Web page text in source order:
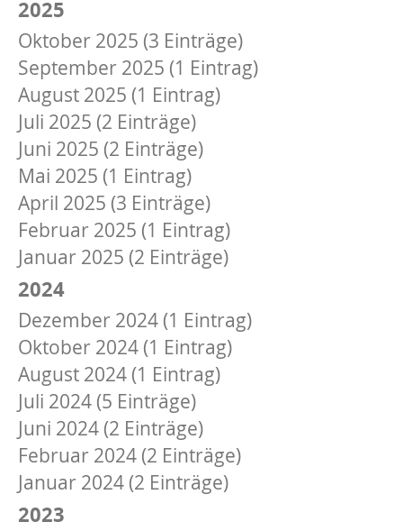
2025
Oktober 2025 (3 Einträge)
September 2025 (1 Eintrag)
August 2025 (1 Eintrag)
Juli 2025 (2 Einträge)
Juni 2025 (2 Einträge)
Mai 2025 (1 Eintrag)
April 2025 (3 Einträge)
Februar 2025 (1 Eintrag)
Januar 2025 (2 Einträge)
2024
Dezember 2024 (1 Eintrag)
Oktober 2024 (1 Eintrag)
August 2024 (1 Eintrag)
Juli 2024 (5 Einträge)
Juni 2024 (2 Einträge)
Februar 2024 (2 Einträge)
Januar 2024 (2 Einträge)
2023